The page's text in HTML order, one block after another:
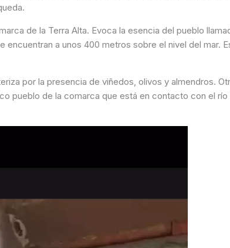
de la Terra Alta. Evoca la esencia del pueblo
encuentran a unos 400 metros sobre el nivel del mar.
por la presencia de viñedos, olivos y almendros.
pueblo de la comarca que está en contacto con el